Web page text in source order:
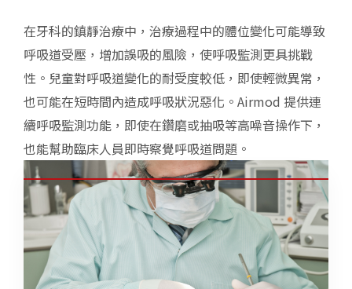
在牙科的鎮靜治療中，治療過程中的體位變化可能導致
呼吸道受壓，增加誤吸的風險，使呼吸監測更具挑戰
性。兒童對呼吸道變化的耐受度較低，即使輕微異常，
也可能在短時間內造成呼吸狀況惡化。Airmod 提供連
續呼吸監測功能，即使在鑽磨或抽吸等高噪音操作下，
也能幫助臨床人員即時察覺呼吸道問題。